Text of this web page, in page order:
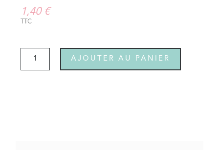
1,40 €
TTC
AJOUTER AU PANIER